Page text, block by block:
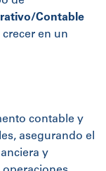
Contable
en un
contable y
asegurando el
y